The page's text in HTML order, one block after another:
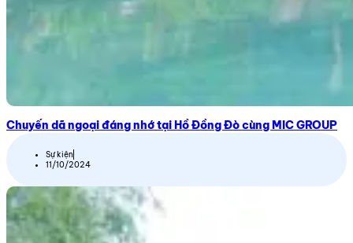
Chuyến dã ngoại đáng nhớ tại Hồ Đồng Đò cùng MIC GROUP
Sự kiện
11/10/2024